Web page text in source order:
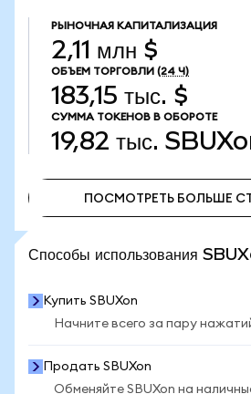
РЫНОЧНАЯ КАПИТАЛИЗАЦИЯ
2,11 млн $
ОБЪЕМ ТОРГОВЛИ (24 Ч)
183,15 тыс. $
СУММА ТОКЕНОВ В ОБОРОТЕ
19,82 тыс.
ПОСМОТРЕТЬ БОЛЬШЕ
Способы использования
Купить SBUXon
Начните всего за пару
Продать SBUXon
Обменяйте SBUXon на